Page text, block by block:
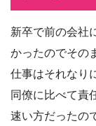
新卒で前の会社
かったのでその
仕事はそれなり
同僚に比べて責
速い方だったの